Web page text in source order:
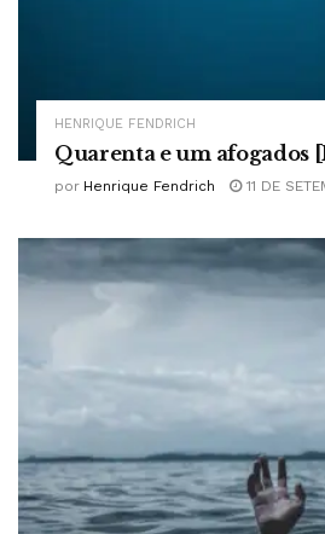
HENRIQUE FENDRICH
Quarenta e um afogados
por Henrique Fendrich 11 DE